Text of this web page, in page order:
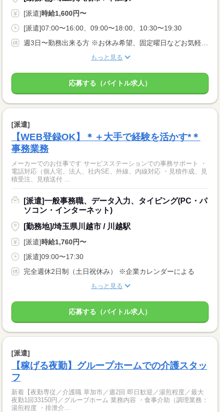
[派遣]時給1,600円〜
[派遣]07:00〜16:00、09:00〜18:00、10:30〜19:30
もっと見る
応募する（バイトル求人）
[派遣]
【WEB登録OK】＊＋大手で経験を活かす*＊
事務業務
メーカーでのお仕事です サービスステーションでの事務サポート ・
電話対応（個人宅、法人、社内SE、外線、内線対応 ・見積作成、見
積受注、見積送付 ...
[派遣]一般事務職、データ入力、タイピング(PC・パ
ソコン・インターネット)
[勤務地]/埼玉県川越市 / 川越駅
[派遣]時給1,760円〜
[派遣]09:00〜17:30
完全週休2日制（土日祝休み） ※企業カレンダーによる
もっと見る
応募する（バイトル求人）
[派遣]
【稼げる夜勤】グループホームでの介護スタッ
フ
新着【夜勤専従／介護職 草加市／週2回 即日歓迎／湯煎程度／最大
夜勤1回33150円／グループホーム 業務内容 ・食事介助（調理業務：
湯煎程度 ・排泄介...